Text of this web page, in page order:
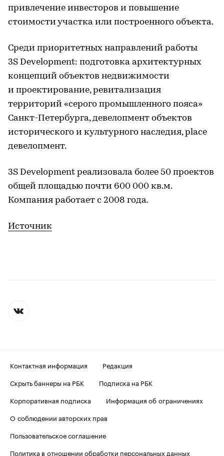
привлечение инвесторов и повышение
стоимости участка или построенного объекта.
Среди приоритетных направлений работы
3S Development: подготовка архитектурных
концепций объектов недвижимости
и проектирование, ревитализация
территорий «серого промышленного пояса»
Санкт-Петербурга, девелопмент объектов
исторического и культурного наследия, place
девелопмент.
3S Development реализовала более 50 проектов
общей площадью почти 600 000 кв.м.
Компания работает с 2008 года.
Источник
Контактная информация
Редакция
Скрыть баннеры на РБК
Подписка на РБК
Корпоративная подписка
Информация об ограничениях
О соблюдении авторских прав
Пользовательское соглашение
Политика в отношении обработки персональных данных